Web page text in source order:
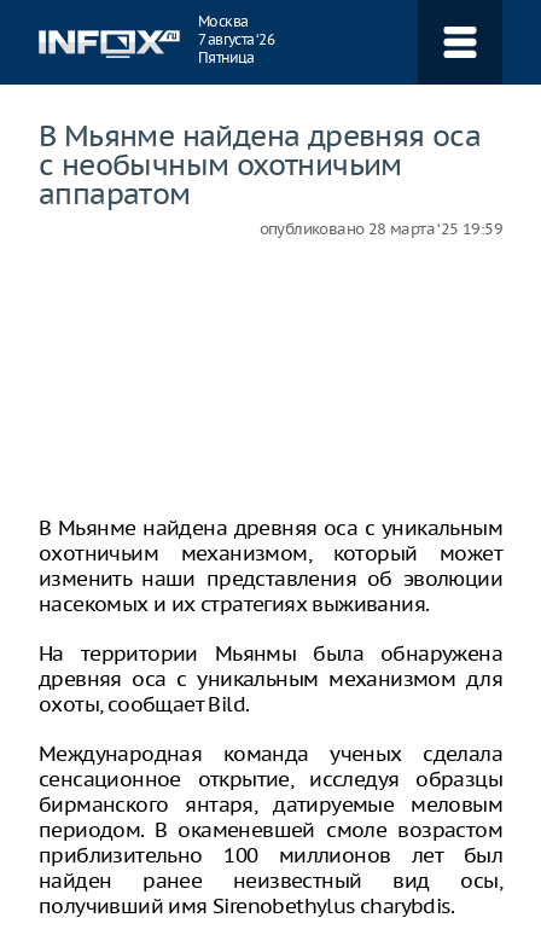
Москва
7 августа ‘26
Пятница
В Мьянме найдена древняя оса
с необычным охотничьим
аппаратом
опубликовано 28 марта ‘25 19:59
В Мьянме найдена древняя оса с уникальным
охотничьим механизмом, который может
изменить наши представления об эволюции
насекомых и их стратегиях выживания.
На территории Мьянмы была обнаружена
древняя оса с уникальным механизмом для
охоты, сообщает Bild.
Международная команда ученых сделала
сенсационное открытие, исследуя образцы
бирманского янтаря, датируемые меловым
периодом. В окаменевшей смоле возрастом
приблизительно 100 миллионов лет был
найден ранее неизвестный вид осы,
получивший имя Sirenobethylus charybdis.